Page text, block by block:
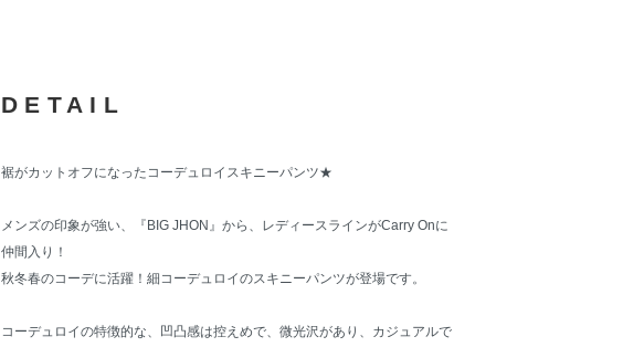
DETAIL
裾がカットオフになったコーデュロイスキニーパンツ★
メンズの印象が強い、『BIG JHON』から、レディースラインがCarry Onに
仲間入り！
秋冬春のコーデに活躍！細コーデュロイのスキニーパンツが登場です。
コーデュロイの特徴的な、凹凸感は控えめで、微光沢があり、カジュアルで